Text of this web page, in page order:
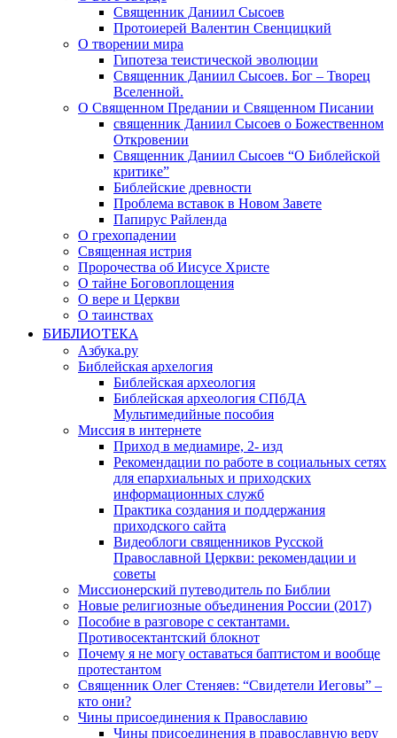
Священник Даниил Сысоев
Протоиерей Валентин Свенцицкий
О творении мира
Гипотеза теистической эволюции
Священник Даниил Сысоев. Бог – Творец
Вселенной.
О Священном Предании и Священном Писании
священник Даниил Сысоев о Божественном
Откровении
Священник Даниил Сысоев “О Библейской
критике”
Библейские древности
Проблема вставок в Новом Завете
Папирус Райленда
О грехопадении
Священная истрия
Пророчества об Иисусе Христе
О тайне Боговоплощения
О вере и Церкви
О таинствах
БИБЛИОТЕКА
Азбука.ру
Библейская архелогия
Библейская археология
Библейская археология СПбДА
Мультимедийные пособия
Миссия в интернете
Приход в медиамире, 2- изд
Рекомендации по работе в социальных сетях
для епархиальных и приходских
информационных служб
Практика создания и поддержания
приходского сайта
Видеоблоги священников Русской
Православной Церкви: рекомендации и
советы
Миссионерский путеводитель по Библии
Новые религиозные объединения России (2017)
Пособие в разговоре с сектантами.
Противосектантский блокнот
Почему я не могу оставаться баптистом и вообще
протестантом
Священник Олег Стеняев: “Свидетели Иеговы” –
кто они?
Чины присоединения к Православию
Чины присоединения в православную веру